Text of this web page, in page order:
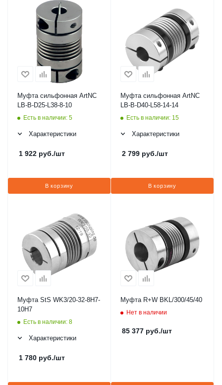
Муфта сильфонная ArtNC
LB-B-D25-L38-8-10
Есть в наличии: 5
Характеристики
1 922 руб./шт
В корзину
Муфта сильфонная ArtNC
LB-B-D40-L58-14-14
Есть в наличии: 15
Характеристики
2 799 руб./шт
В корзину
Муфта StS WK3/20-32-8H7-
10H7
Есть в наличии: 8
Характеристики
1 780 руб./шт
Муфта R+W BKL/300/45/40
Нет в наличии
85 377 руб./шт